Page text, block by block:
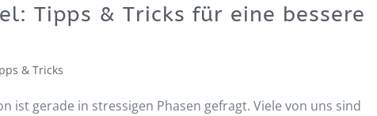
Tipps & Tricks für eine bessere
& Tricks
ist gerade in stressigen Phasen gefragt. Viele von uns sind